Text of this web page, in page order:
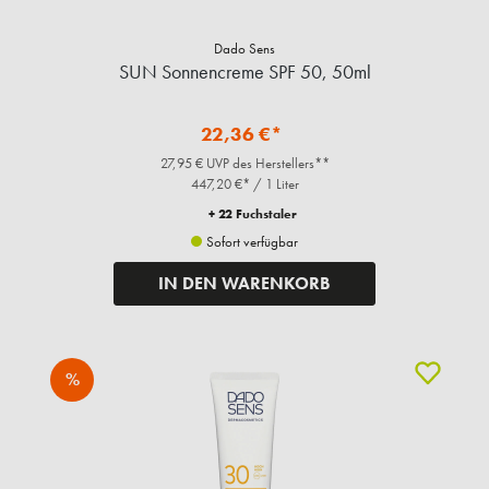
Dado Sens
SUN Sonnencreme SPF 50, 50ml
22,36 €*
27,95 € UVP des Herstellers**
447,20 €* / 1 Liter
+ 22 Fuchstaler
Sofort verfügbar
IN DEN WARENKORB
%